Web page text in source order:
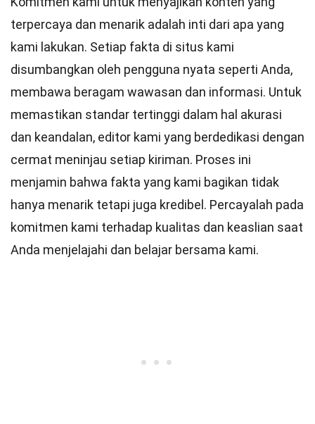
terpercaya dan menarik adalah inti dari apa yang
kami lakukan. Setiap fakta di situs kami
disumbangkan oleh pengguna nyata seperti Anda,
membawa beragam wawasan dan informasi. Untuk
memastikan standar tertinggi dalam hal akurasi
dan keandalan, editor kami yang berdedikasi dengan
cermat meninjau setiap kiriman. Proses ini
menjamin bahwa fakta yang kami bagikan tidak
hanya menarik tetapi juga kredibel. Percayalah pada
komitmen kami terhadap kualitas dan keaslian saat
Anda menjelajahi dan belajar bersama kami.